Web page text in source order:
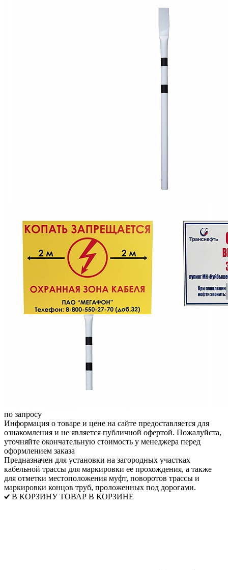
по запросу
Информация о товаре и цене на сайте предоставляется для
ознакомления и не является публичной офертой. Пожалуйста,
уточняйте окончательную стоимость у менеджера перед
оформлением заказа
Предназначен для установки на загородных участках
кабельной трассы для маркировки ее прохождения, а также
для отметки местоположения муфт, поворотов трассы и
маркировки концов труб, проложенных под дорогами.
В КОРЗИНУ ТОВАР В КОРЗИНЕ